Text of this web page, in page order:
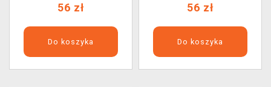
56 zł
Do koszyka
56 zł
Do koszyka